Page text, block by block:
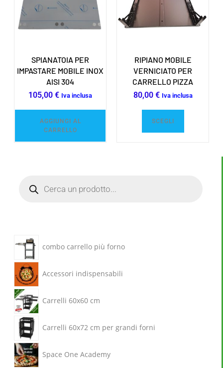
combo carrello più forno
Accessori indispensabili
Carrelli 60x60 cm
Carrelli 60x72 cm per grandi forni
Space One Academy
SPIANATOIA PER
IMPASTARE MOBILE INOX
AISI 304
105,00 € Iva inclusa
AGGIUNGI AL
CARRELLO
RIPIANO MOBILE
VERNICIATO PER
CARRELLO PIZZA
80,00 € Iva inclusa
SCEGLI